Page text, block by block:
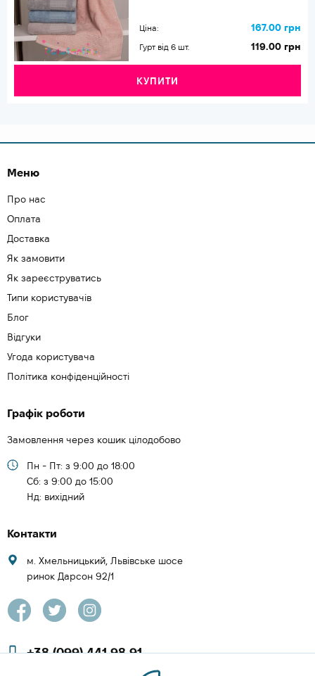
Ціна: 167.00 грн
Гурт від 6 шт. 119.00 грн
КУПИТИ
Меню
Про нас
Оплата
Доставка
Як замовити
Як зареєструватись
Типи користувачів
Блог
Відгуки
Угода користувача
Політика конфіденційності
Графік роботи
Замовлення через кошик цілодобово
Пн - Пт: з 9:00 до 18:00
Cб: з 9:00 до 15:00
Нд: вихідний
Контакти
м. Хмельницький, Львівське шосе
ринок Дарсон 92/1
+38 (099) 441 98 91
+38 (097) 423 08 00